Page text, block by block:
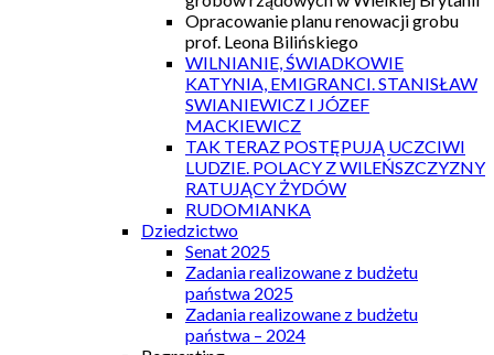
Opracowanie planu renowacji grobu
prof. Leona Bilińskiego
WILNIANIE, ŚWIADKOWIE
KATYNIA, EMIGRANCI. STANISŁAW
SWIANIEWICZ I JÓZEF
MACKIEWICZ
TAK TERAZ POSTĘPUJĄ UCZCIWI
LUDZIE. POLACY Z WILEŃSZCZYZNY
RATUJĄCY ŻYDÓW
RUDOMIANKA
Dziedzictwo
Senat 2025
Zadania realizowane z budżetu
państwa 2025
Zadania realizowane z budżetu
państwa – 2024